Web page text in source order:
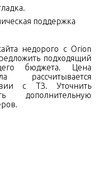
поддержка
недорого с Orion
подходящий
бюджета. Цена
рассчитывается
с ТЗ. Уточнить
дополнительную